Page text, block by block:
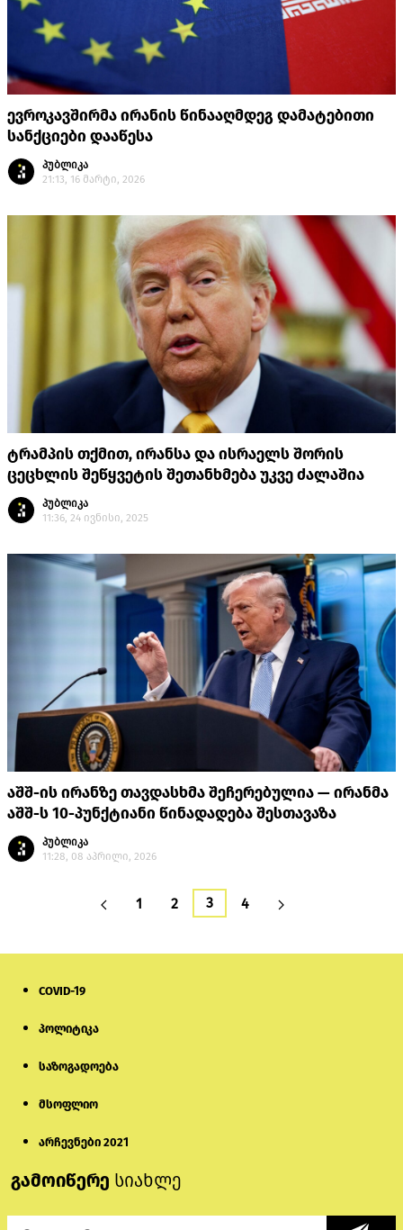
ევროკავშირმა ირანის წინააღმდეგ დამატებითი
სანქციები დააწესა
პუბლიკა
21:13, 16 მარტი, 2026
ტრამპის თქმით, ირანსა და ისრაელს შორის
ცეცხლის შეწყვეტის შეთანხმება უკვე ძალაშია
პუბლიკა
11:36, 24 ივნისი, 2025
აშშ-ის ირანზე თავდასხმა შეჩერებულია — ირანმა
აშშ-ს 10-პუნქტიანი წინადადება შესთავაზა
პუბლიკა
11:28, 08 აპრილი, 2026
1 2 3 4
COVID-19
პოლიტიკა
საზოგადოება
მსოფლიო
არჩევნები 2021
გამოიწერე სიახლე